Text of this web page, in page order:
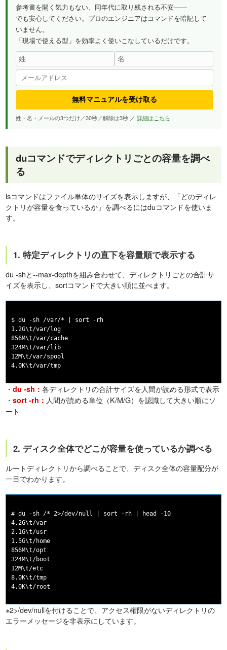
参考書を開く気力もない、同年代に取り残される不安——
でも安心してください。プロのエンジニアはコマンドを暗記して
いません。
「現場で使える型」を効率よく使いこなしているだけです。
無料マニュアルを受け取る
姓・名・メールの3つだけ／30秒／解除は3秒 ／詳細はこちら
duコマンドでディレクトリごとの容量を調べ
る
lsコマンドはファイル単体のサイズを表示しますが、「どのディレ
クトリが容量を食っているか」を調べるにはduコマンドを使いま
す。
1. 特定ディレクトリの直下を容量順で表示する
du -shと--max-depthを組み合わせて、ディレクトリごとの合計サ
イズを表示し、sortコマンドで大きい順に並べます。
$ du -sh /var/* | sort -rh
1.2G\t/var/log
856M\t/var/cache
324M\t/var/lib
12M\t/var/spool
・du -sh：各ディレクトリの合計サイズを人間が読める形式で表示
・sort -rh： 人間が読める単位（K/M/G）を認識して大きい順にソ
ート
2. ディスク全体でどこが容量を使っているか調べる
ルートディレクトリから調べることで、ディスク全体の容量配分が
一目でわかります。
# du -sh /* 2>/dev/null | sort -rh | head -10
4.2G\t/var
2.1G\t/usr
1.5G\t/home
856M\t/opt
324M\t/boot
12M\t/etc
8.0K\t/tmp
※2>/dev/nullを付けることで、アクセス権限がないディレクトリの
エラーメッセージを非表示にしています。